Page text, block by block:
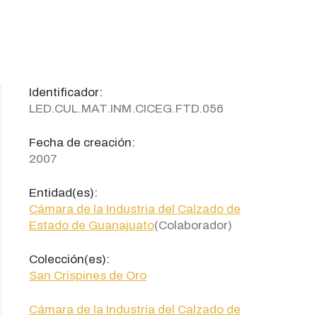
Identificador:
LED.CUL.MAT.INM.CICEG.FTD.056
Fecha de creación:
2007
Entidad(es):
Cámara de la Industria del Calzado de
Estado de Guanajuato(Colaborador)
Colección(es):
San Crispines de Oro
Cámara de la Industria del Calzado de